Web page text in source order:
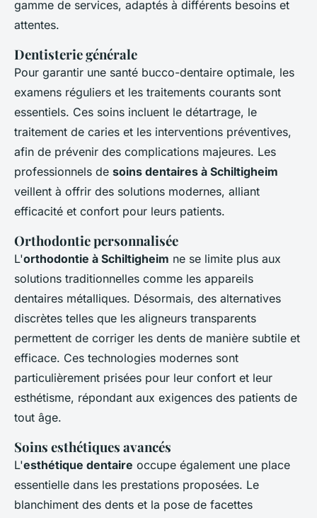
gamme de services, adaptés à différents besoins et
attentes.
Dentisterie générale
Pour garantir une santé bucco-dentaire optimale, les
examens réguliers et les traitements courants sont
essentiels. Ces soins incluent le détartrage, le
traitement de caries et les interventions préventives,
afin de prévenir des complications majeures. Les
professionnels de soins dentaires à Schiltigheim
veillent à offrir des solutions modernes, alliant
efficacité et confort pour leurs patients.
Orthodontie personnalisée
L'orthodontie à Schiltigheim ne se limite plus aux
solutions traditionnelles comme les appareils
dentaires métalliques. Désormais, des alternatives
discrètes telles que les aligneurs transparents
permettent de corriger les dents de manière subtile et
efficace. Ces technologies modernes sont
particulièrement prisées pour leur confort et leur
esthétisme, répondant aux exigences des patients de
tout âge.
Soins esthétiques avancés
L'esthétique dentaire occupe également une place
essentielle dans les prestations proposées. Le
blanchiment des dents et la pose de facettes